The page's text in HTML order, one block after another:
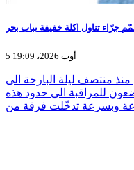
5 أوت 2026، 19:09
منذ منتصف ليلة البارحة الى
للمراقبة الى حدود هذه